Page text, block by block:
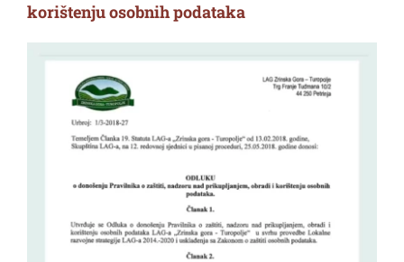
korištenju osobnih podataka